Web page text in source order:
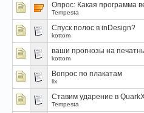
Опрос: Какая программа
Tempesta
Спуск полос в inDesign?
kottom
ваши прогнозы на
kottom
Вопрос по плакатам
lix
Ставим ударение в
Tempesta